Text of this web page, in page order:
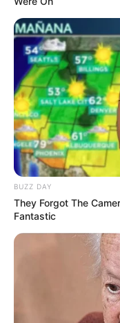
BUZZ DAY
They Forgot The
Fantastic